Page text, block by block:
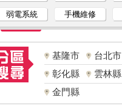
弱電系統 手機維修
基隆市
台北市
彰化縣
雲林縣
金門縣